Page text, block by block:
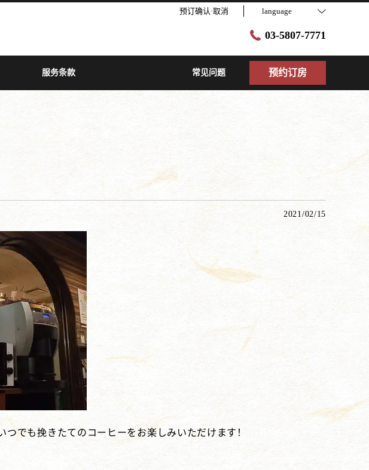
预订确认·取消 language
03-5807-7771
服务条款 常见问题 预约订房
2021/02/15
でも挽きたてのコーヒーをお楽しみいただけます！